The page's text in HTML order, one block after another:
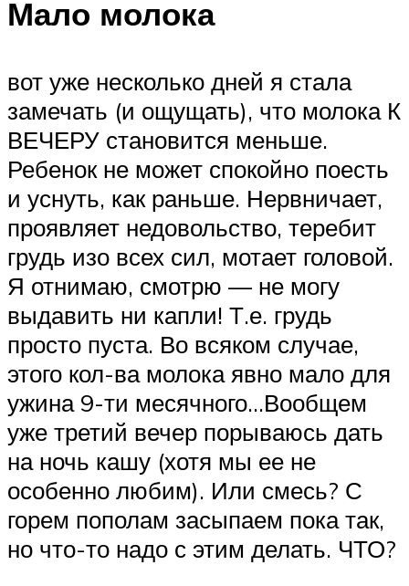
Мало молока
вот уже несколько дней я стала
замечать (и ощущать), что молока К
ВЕЧЕРУ становится меньше.
Ребенок не может спокойно поесть
и уснуть, как раньше. Нервничает,
проявляет недовольство, теребит
грудь изо всех сил, мотает головой.
Я отнимаю, смотрю — не могу
выдавить ни капли! Т.е. грудь
просто пуста. Во всяком случае,
этого кол-ва молока явно мало для
ужина 9-ти месячного…Вообщем
уже третий вечер порываюсь дать
на ночь кашу (хотя мы ее не
особенно любим). Или смесь? С
горем пополам засыпаем пока так,
но что-то надо с этим делать. ЧТО?